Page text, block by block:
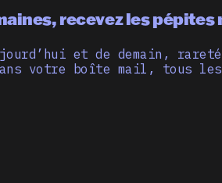
recevez les pépites
et de demain,
votre boîte mail, tous